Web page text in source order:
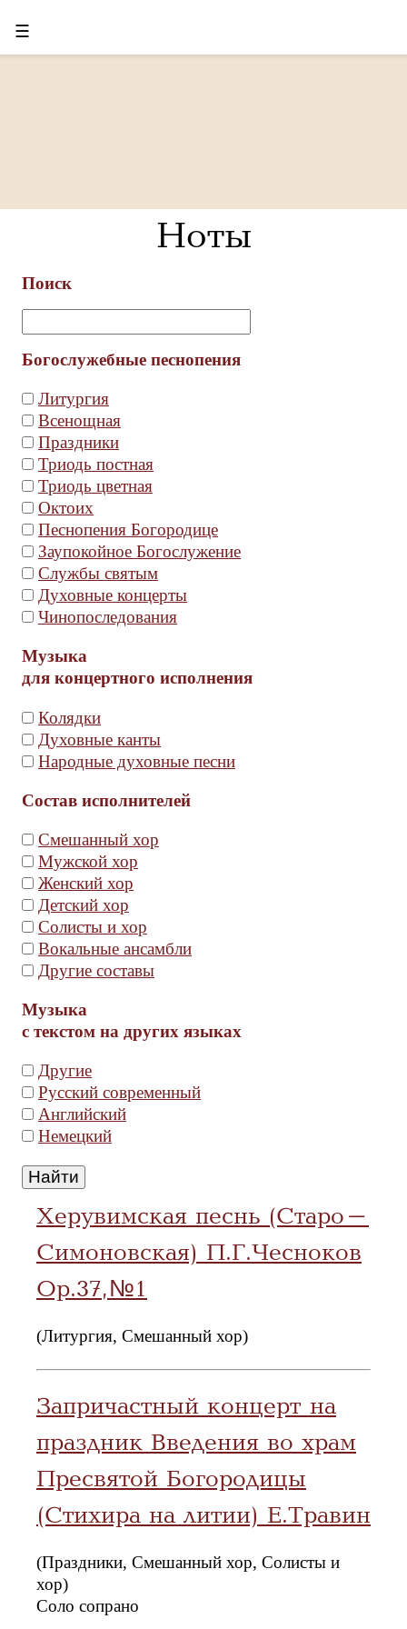
☰
Ноты
Поиск
Богослужебные песнопения
Литургия
Всенощная
Праздники
Триодь постная
Триодь цветная
Октоих
Песнопения Богородице
Заупокойное Богослужение
Службы святым
Духовные концерты
Чинопоследования
Музыка
для концертного исполнения
Колядки
Духовные канты
Народные духовные песни
Состав исполнителей
Смешанный хор
Мужской хор
Женский хор
Детский хор
Солисты и хор
Вокальные ансамбли
Другие составы
Музыка
с текстом на других языках
Другие
Русский современный
Английский
Немецкий
Херувимская песнь (Старо-
Симоновская) П.Г.Чесноков
Op.37, №1
(Литургия, Смешанный хор)
Запричастный концерт на
праздник Введения во храм
Пресвятой Богородицы
(Стихира на литии) Е.Травин
(Праздники, Смешанный хор, Солисты и
хор)
Соло сопрано